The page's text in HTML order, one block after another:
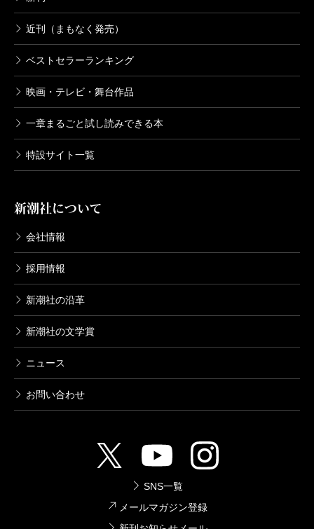
近刊（まもなく発売）
ベストセラーランキング
映画・テレビ・舞台作品
一章まるごと試し読みできる本
特設サイト一覧
新潮社について
会社情報
採用情報
新潮社の沿革
新潮社の文学賞
ニュース
お問い合わせ
SNS一覧
メールマガジン登録